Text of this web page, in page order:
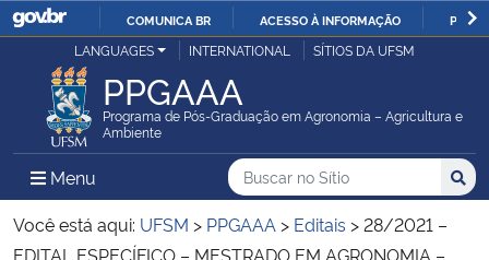
IR
O
COMUNICA BR ACESSO À INFORMAÇÃO
Ministério da Justiça e Segurança Pública
Ministério da Defesa
Ministério das Relações Exteriores
LANGUAGES INTERNATIONAL SÍTIOS DA UFSM
PPGAAA
Programa de Pós-Graduação em Agronomia – Agricultura e
Ambiente
Menu Menu Principal do Sítio
Busca
Buscar no no Sítio
Busca:
Você está aqui: UFSM > PPGAAA > Editais >28/2021 –
EDITAL ESPECÍFICO – MESTRADO EM AGRONOMIA –